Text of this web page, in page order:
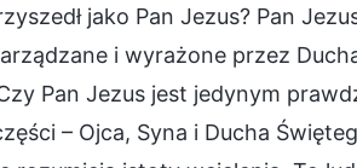
jako Pan Jezus? Pan
i wyrażone przez
Pan Jezus jest jedynym
– Ojca, Syna i Ducha